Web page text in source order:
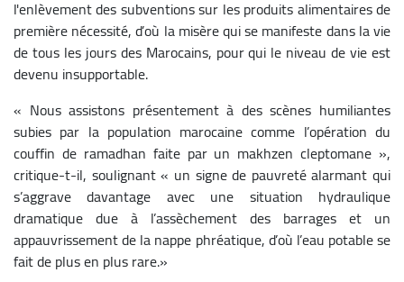
l'enlèvement des subventions sur les produits alimentaires de
première nécessité, d’où la misère qui se manifeste dans la vie
de tous les jours des Marocains, pour qui le niveau de vie est
devenu insupportable.
« Nous assistons présentement à des scènes humiliantes
subies par la population marocaine comme l’opération du
couffin de ramadhan faite par un makhzen cleptomane »,
critique-t-il, soulignant « un signe de pauvreté alarmant qui
s’aggrave davantage avec une situation hydraulique
dramatique due à l’assèchement des barrages et un
appauvrissement de la nappe phréatique, d’où l’eau potable se
fait de plus en plus rare.»